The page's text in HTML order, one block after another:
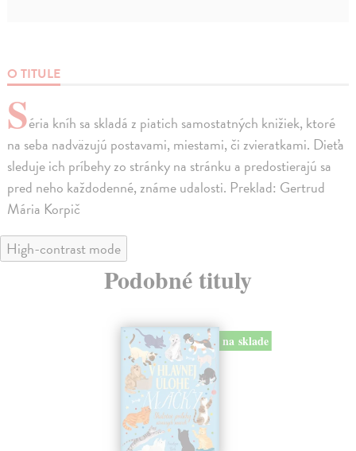
O TITULE
Séria kníh sa skladá z piatich samostatných knižiek, ktoré
na seba nadväzujú postavami, miestami, či zvieratkami. Dieťa
sleduje ich príbehy zo stránky na stránku a predostierajú sa
pred neho každodenné, známe udalosti. Preklad: Gertrud
Mária Korpič
High-contrast mode
Podobné tituly
na sklade